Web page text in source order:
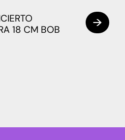
18 CM BOB